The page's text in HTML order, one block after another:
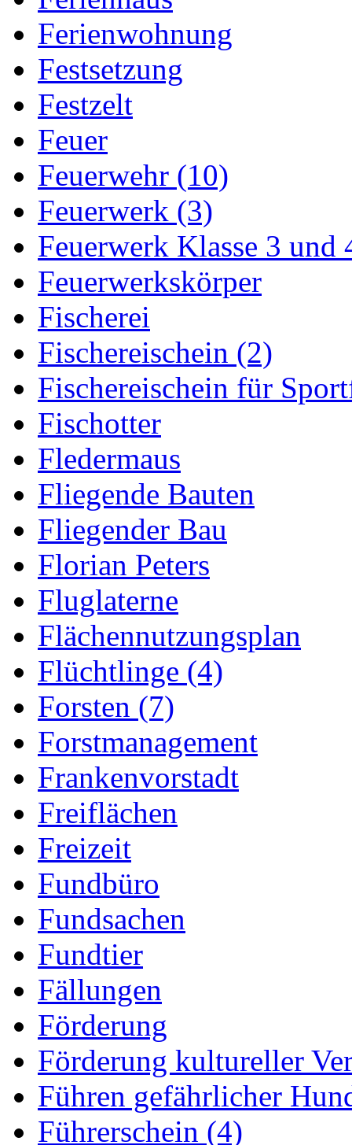
Ferienwohnung
Festsetzung
Festzelt
Feuer
Feuerwehr (10)
Feuerwerk (3)
Feuerwerk Klasse 3 und
Feuerwerkskörper
Fischerei
Fischereischein (2)
Fischereischein für
Fischotter
Fledermaus
Fliegende Bauten
Fliegender Bau
Florian Peters
Fluglaterne
Flächennutzungsplan
Flüchtlinge (4)
Forsten (7)
Forstmanagement
Frankenvorstadt
Freiflächen
Freizeit
Fundbüro
Fundsachen
Fundtier
Fällungen
Förderung
Förderung kultureller
Führen gefährlicher
Führerschein (4)